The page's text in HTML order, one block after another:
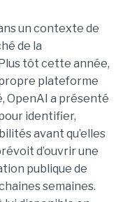
un contexte de
de la
tôt cette année,
plateforme
OpenAI a présenté
identifier,
avant qu’elles
d’ouvrir une
publique de
semaines.